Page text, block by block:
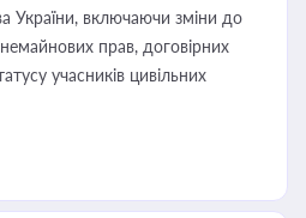
України, включаючи зміни до
прав, договірних
учасників цивільних